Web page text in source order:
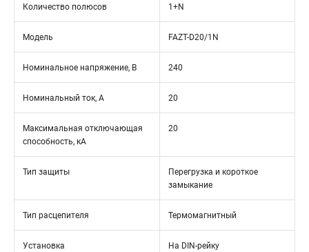
Количество полюсов 1+N
Модель FAZT-D20/1N
Номинальное напряжение, В 240
Номинальный ток, А 20
Максимальная отключающая
способность, кА
20
Тип защиты
Перегрузка и короткое
замыкание
Тип расцепителя Термомагнитный
Установка На DIN-рейку